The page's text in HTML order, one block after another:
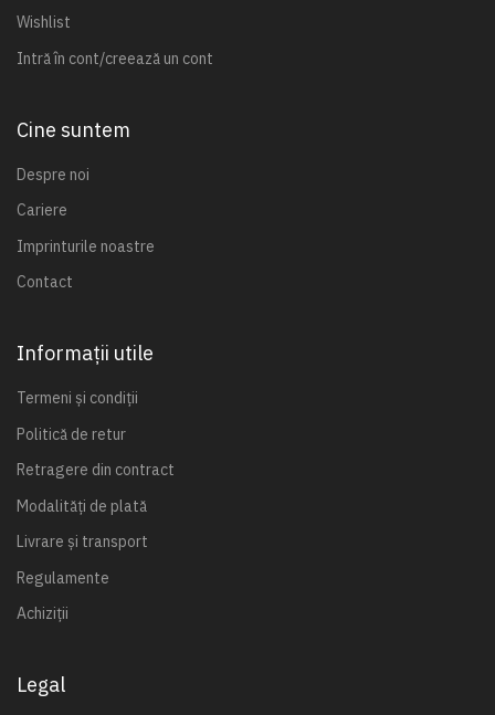
Wishlist
Intră în cont/creează un cont
Cine suntem
Despre noi
Cariere
Imprinturile noastre
Contact
Informații utile
Termeni și condiții
Politică de retur
Retragere din contract
Modalități de plată
Livrare și transport
Regulamente
Achiziții
Legal